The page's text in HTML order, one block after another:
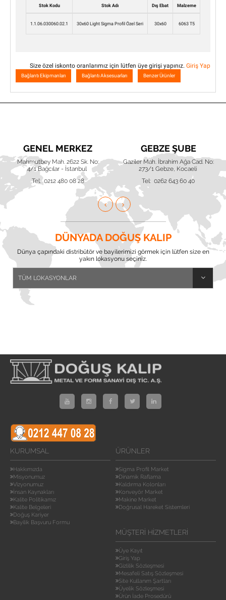
Stok Kodu Stok Adı Dış Ebat Malzeme
1.1.06.030060.02.1 30x60 Light Sigma Profil Özel Seri 30x60 6063 T5
Size özel iskonto oranlarımız için lütfen üye girişi yapınız. Giriş Yap
Bağlantı Ekipmanları Bağlantı Aksesuarları Benzer Ürünler
GENEL MERKEZ
Mahmutbey Mah. 2622 Sk. No:
4/1 Bağcılar - İstanbul
Tel: 0212 480 08 28
GEBZE ŞUBE
Gaziler Mah. İbrahim Ağa Cad. No:
273/1 Gebze, Kocaeli
Tel: 0262 643 60 40
DÜNYADA DOĞUŞ KALIP
Dünya çapındaki distribütör ve bayilerimizi görmek için lütfen size en
yakın lokasyonu seçiniz.
KURUMSAL
Hakkımızda
Misyonumuz
Vizyonumuz
İnsan Kaynakları
Kalite Politikamız
Kalite Belgeleri
Doğuş Kariyer
Bayilik Başvuru Formu
ÜRÜNLER
Sigma Profil Market
Dinamik Raflama
Kaldırma Kolonları
Konveyör Market
Makine Market
Doğrusal Hareket Sistemleri
MÜŞTERI HIZMETLERI
Üye Kayıt
Giriş Yap
Gizlilik Sözleşmesi
Mesafeli Satış Sözleşmesi
Site Kullanım Şartları
Üyelik Sözleşmesi
Ürün İade Prosedürü